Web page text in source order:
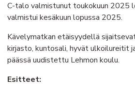
C-talo valmistunut toukokuun 2025
valmistui kesäkuun lopussa 2025.
Kävelymatkan etäisyydellä
kirjasto, kuntosali, hyvät ulkoilureitit
päässä uudistettu Lehmon koulu.
Esitteet: